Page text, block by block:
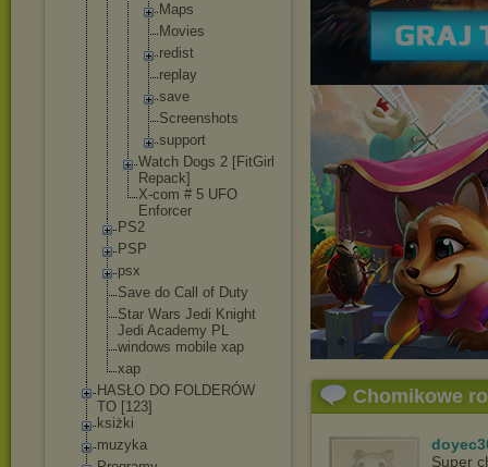
Maps
Movies
redist
replay
save
Screenshots
support
Watch Dogs 2 [FitGirl
Repack]
X-com # 5 UFO
Enforcer
PS2
PSP
psx
Save do Call of Duty
Star Wars Jedi Knight
Jedi Academy PL
windows mobile xap
xap
HASŁO DO FOLDERÓW
TO [123]
ksiżki
muzyka
Chomikowe
Super